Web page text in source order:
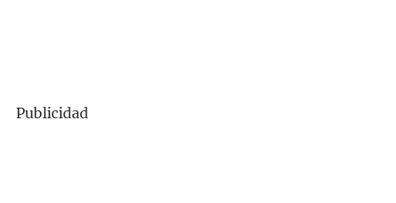
Publicidad